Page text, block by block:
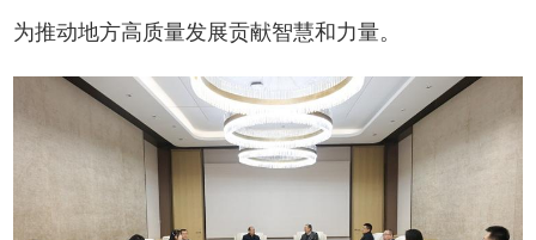
为推动地方高质量发展贡献智慧和力量。